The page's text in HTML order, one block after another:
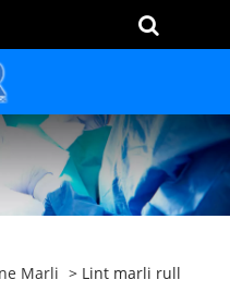
Marli > Lint marli rull